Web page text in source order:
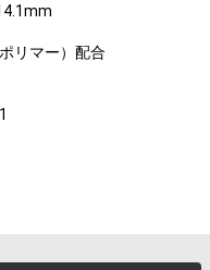
リマー）配合